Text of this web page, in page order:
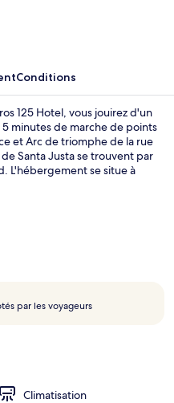
Conditions
125 Hotel, vous jouirez d'un
minutes de marche de points
et Arc de triomphe de la rue
Santa Justa se trouvent par
L'hébergement se situe à
de tram Sé vous tendent
par les voyageurs
Climatisation